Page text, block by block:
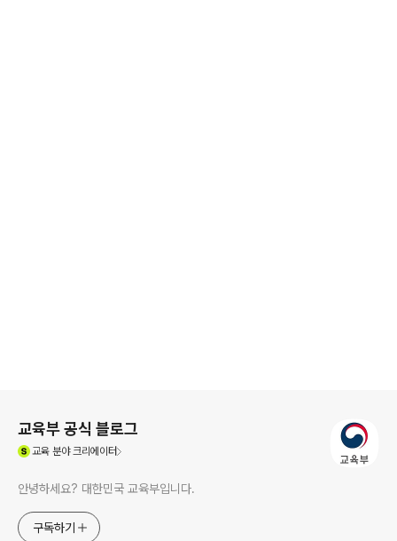
교육부 공식 블로그
교육분야 크리에이터
안녕하세요? 대한민국 교육부입니다.
구독하기